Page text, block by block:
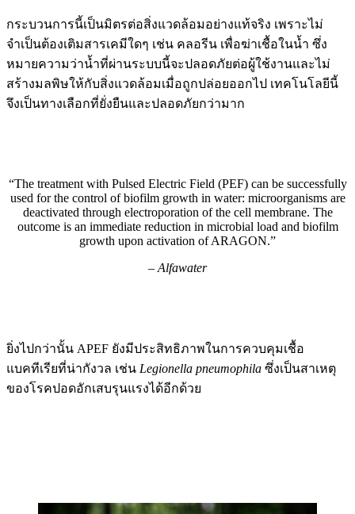
กระบวนการนี้เป็นมิตรต่อสิ่งแวดล้อมอย่างแท้จริง เพราะไม่
จำเป็นต้องเติมสารเคมีใดๆ เช่น คลอรีน เพื่อฆ่าเชื้อในน้ำ ซึ่ง
หมายความว่าน้ำที่ผ่านระบบนี้จะปลอดภัยต่อผู้ใช้งานและไม่
สร้างมลพิษให้กับสิ่งแวดล้อมเมื่อถูกปล่อยออกไป เทคโนโลยีนี้
จึงเป็นทางเลือกที่ยั่งยืนและปลอดภัยกว่ามาก
“The treatment with Pulsed Electric Field (PEF) can be successfully
used for the control of biofilm growth in water: microorganisms are
deactivated through electroporation of the cell membrane. The
outcome is an immediate reduction in microbial load and biofilm
growth upon activation of ARAGON.”
– Alfawater
ยิ่งไปกว่านั้น APEF ยังมีประสิทธิภาพในการควบคุมเชื้อ
แบคทีเรียที่น่ากังวล เช่น Legionella pneumophila ซึ่งเป็นสาเหตุ
ของโรคปอดอักเสบรุนแรงได้อีกด้วย